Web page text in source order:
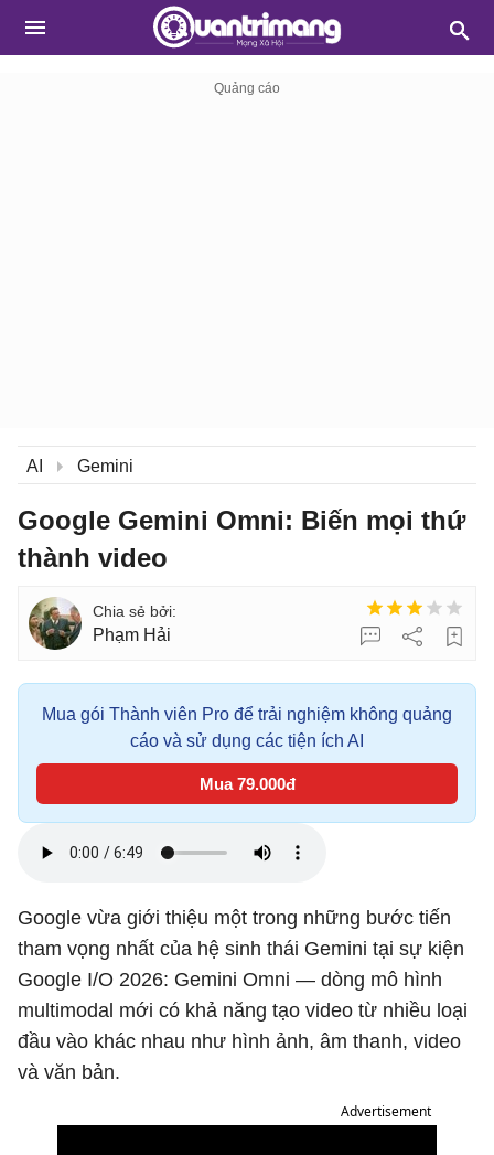
AI Gemini
Google Gemini Omni: Biến mọi thứ
thành video
Phạm Hải
Mua gói Thành viên Pro để trải nghiệm không quảng
cáo và sử dụng các tiện ích AI
Mua 79.000đ
Google vừa giới thiệu một trong những bước tiến
tham vọng nhất của hệ sinh thái Gemini tại sự kiện
Google I/O 2026: Gemini Omni — dòng mô hình
multimodal mới có khả năng tạo video từ nhiều loại
đầu vào khác nhau như hình ảnh, âm thanh, video
và văn bản.
Advertisement